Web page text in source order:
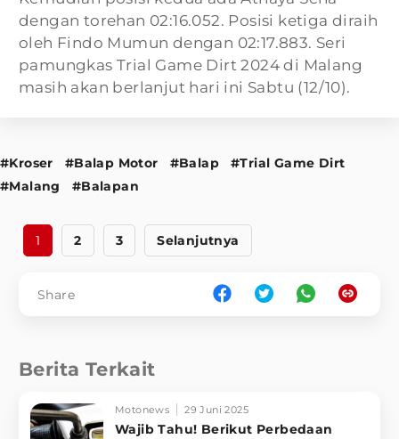
dengan torehan 02:16.052. Posisi ketiga diraih
oleh Findo Mumun dengan 02:17.883. Seri
pamungkas Trial Game Dirt 2024 di Malang
masih akan berlanjut hari ini Sabtu (12/10).
#Kroser #Balap Motor #Balap
#Trial Game Dirt
#Malang
#Balapan
1 2 3 Selanjutnya
Share
Berita Terkait
Motonews 29 Juni 2025
Wajib Tahu! Berikut Perbedaan